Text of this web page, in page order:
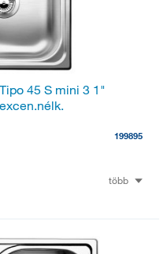
45 S mini 3 1"
199895
több